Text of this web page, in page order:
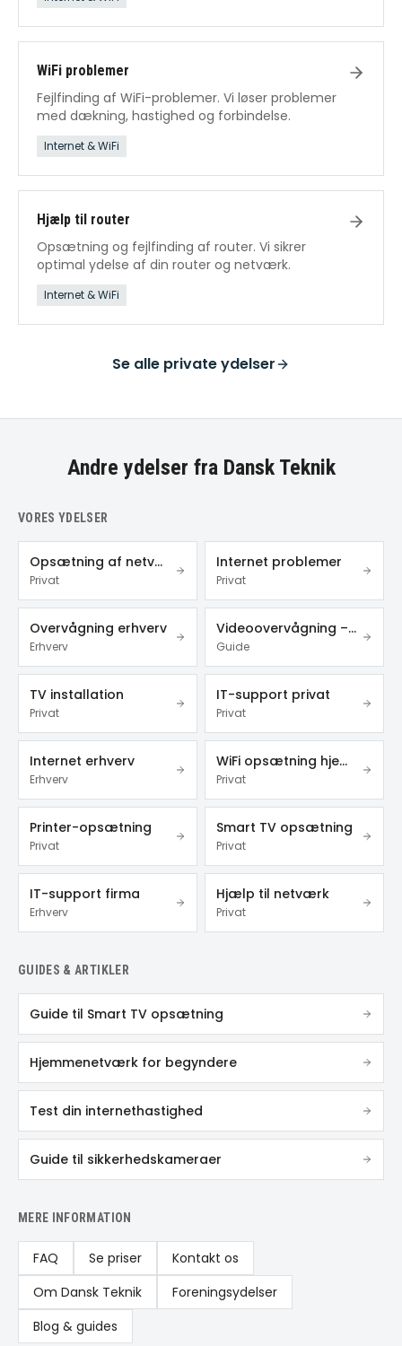
WiFi problemer
Fejlfinding af WiFi-problemer. Vi løser problemer
med dækning, hastighed og forbindelse.
Internet & WiFi
Hjælp til router
Opsætning og fejlfinding af router. Vi sikrer
optimal ydelse af din router og netværk.
Internet & WiFi
Se alle private ydelser
Andre ydelser fra Dansk Teknik
VORES YDELSER
Opsætning af netværk
Privat
Internet problemer
Privat
Overvågning erhverv
Erhverv
Videoovervågning – privat & erhverv
Guide
TV installation
Privat
IT-support privat
Privat
Internet erhverv
Erhverv
WiFi opsætning hjemme
Privat
Printer-opsætning
Privat
Smart TV opsætning
Privat
IT-support firma
Erhverv
Hjælp til netværk
Privat
GUIDES & ARTIKLER
Guide til Smart TV opsætning
Hjemmenetværk for begyndere
Test din internethastighed
Guide til sikkerhedskameraer
MERE INFORMATION
FAQ Se priser
Kontakt os
Om Dansk Teknik
Foreningsydelser
Blog & guides